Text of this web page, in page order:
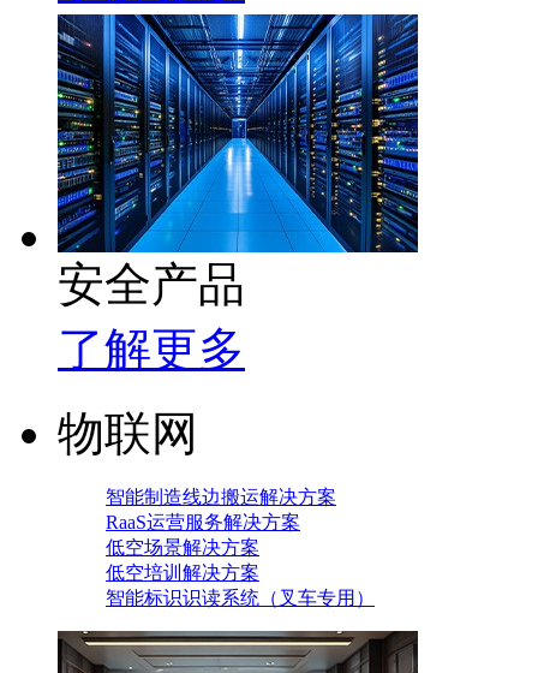
安全产品
了解更多
物联网
智能制造线边搬运解决方案
RaaS运营服务解决方案
低空场景解决方案
低空培训解决方案
智能标识识读系统（叉车专用）